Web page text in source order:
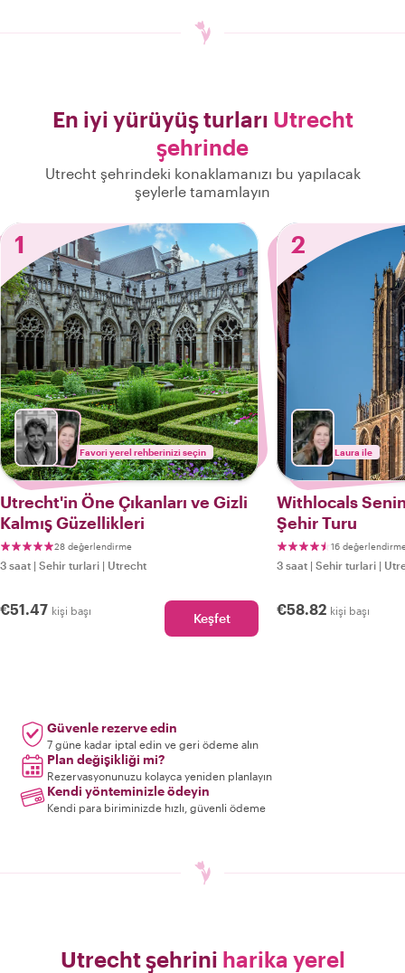
En iyi yürüyüş turları Utrecht
şehrinde
Utrecht şehrindeki konaklamanızı bu yapılacak
şeylerle tamamlayın
1
Favori yerel rehberinizi seçin
Utrecht'in Öne Çıkanları ve Gizli
Kalmış Güzellikleri
28 değerlendirme
3 saat | Sehir turlari | Utrecht
€51.47 kişi başı Keşfet
2
Laura ile
Withlocals
Şehir Turu
16
3 saat | Sehir turlari |
€58.82 kişi başı
Güvenle rezerve edin
7 güne kadar iptal edin ve geri ödeme alın
Plan değişikliği mi?
Rezervasyonunuzu kolayca yeniden planlayın
Kendi yönteminizle ödeyin
Kendi para biriminizde hızlı, güvenli ödeme
Utrecht şehrini harika yerel